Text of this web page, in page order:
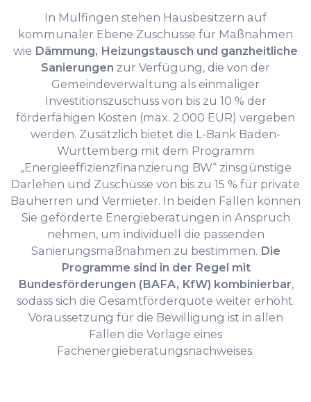
In Mulfingen stehen Hausbesitzern auf
kommunaler Ebene Zuschüsse für Maßnahmen
wie Dämmung, Heizungstausch und ganzheitliche
Sanierungen zur Verfügung, die von der
Gemeindeverwaltung als einmaliger
Investitionszuschuss von bis zu 10 % der
förderfähigen Kosten (max. 2.000 EUR) vergeben
werden. Zusätzlich bietet die L-Bank Baden-
Württemberg mit dem Programm
„Energieeffizienzfinanzierung BW“ zinsgünstige
Darlehen und Zuschüsse von bis zu 15 % für private
Bauherren und Vermieter. In beiden Fällen können
Sie geförderte Energieberatungen in Anspruch
nehmen, um individuell die passenden
Sanierungsmaßnahmen zu bestimmen. Die
Programme sind in der Regel mit
Bundesförderungen (BAFA, KfW) kombinierbar,
sodass sich die Gesamtförderquote weiter erhöht.
Voraussetzung für die Bewilligung ist in allen
Fällen die Vorlage eines
Fachenergieberatungsnachweises.